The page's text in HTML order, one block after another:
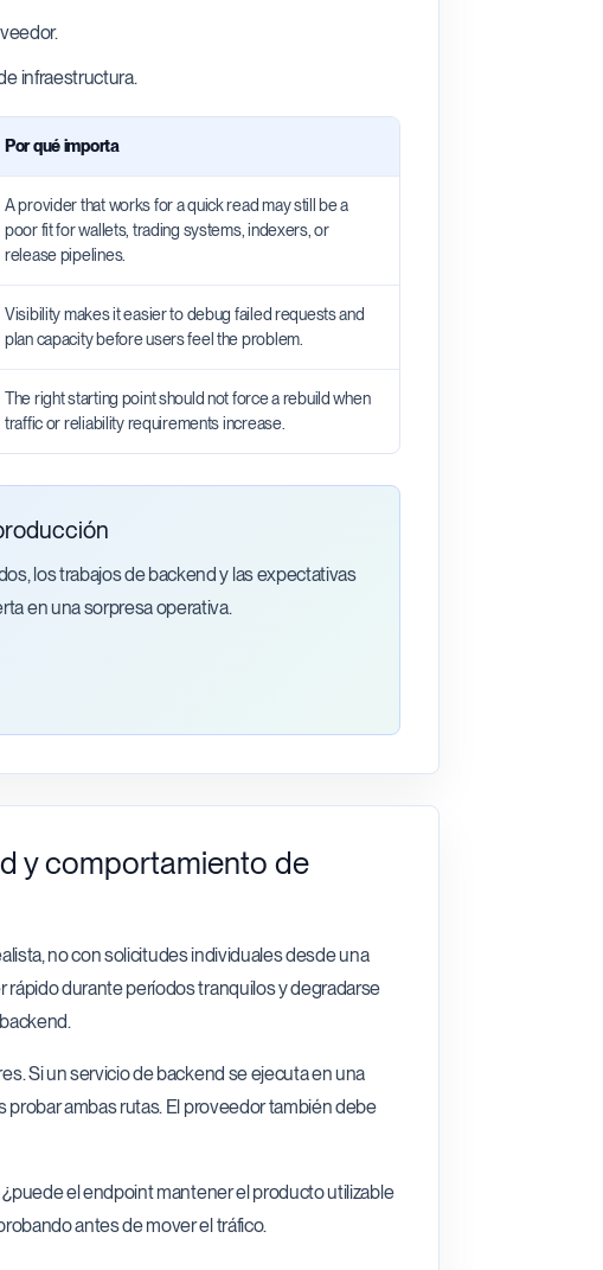
infraestructura.
Por qué importa
A provider that works for a quick read may still be a
poor fit for wallets, trading systems, indexers, or
release pipelines.
Visibility makes it easier to debug failed requests and
plan capacity before users feel the problem.
The right starting point should not force a rebuild when
traffic or reliability requirements increase.
los trabajos de backend y las expectativas
en una sorpresa operativa.
y comportamiento de
no con solicitudes individuales desde una
rápido durante períodos tranquilos y degradarse
Si un servicio de backend se ejecuta en una
ambas rutas. El proveedor también debe
el endpoint mantener el producto utilizable
antes de mover el tráfico.